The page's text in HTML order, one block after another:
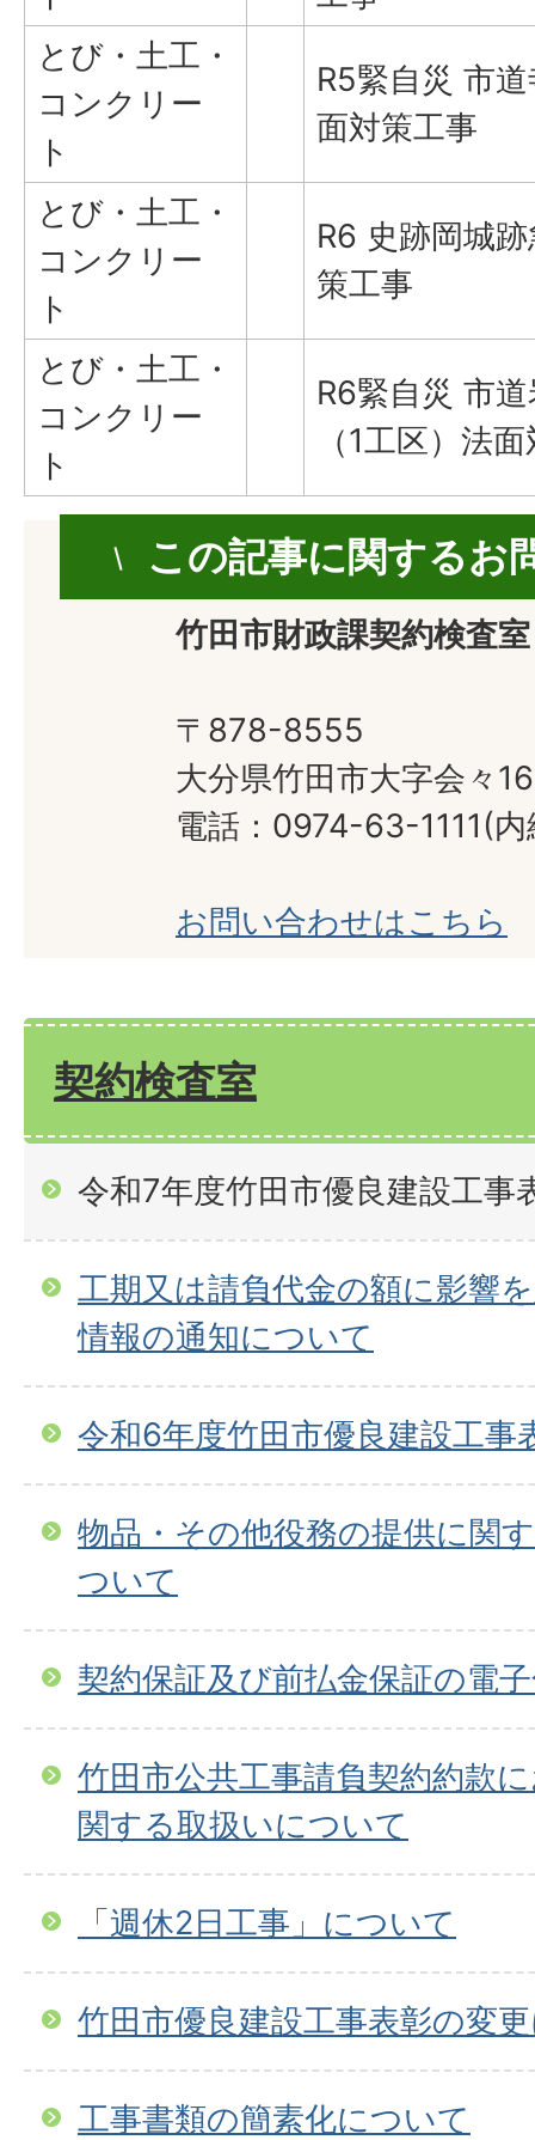
とび・土工・
コンクリー
ト
R5緊自災 市
面対策工事
とび・土工・
コンクリー
ト
R6 史跡岡城
策工事
とび・土工・
コンクリー
ト
R6緊自災 市
（1工区）法
この記事に関するお
竹田市財政課契約検査室
〒878-8555
大分県竹田市大字会々
電話：0974-63-1111(
お問い合わせはこちら
契約検査室
令和7年度竹田市優良建設工事
工期又は請負代金の額に影響
情報の通知について
令和6年度竹田市優良建設工事
物品・その他役務の提供に関
ついて
契約保証及び前払金保証の電
竹田市公共工事請負契約約款
関する取扱いについて
「週休2日工事」について
竹田市優良建設工事表彰の変
工事書類の簡素化について